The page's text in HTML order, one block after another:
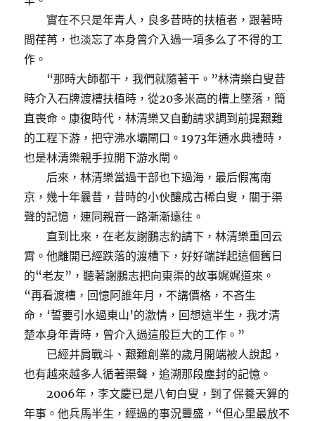
實在不只是年青人，良多昔時的扶植者，跟著時
間荏苒，也淡忘了本身曾介入過一項多么了不得的工
作。
“那時大師都干，我們就隨著干。”林清樂白叟昔
時介入石牌渡槽扶植時，從20多米高的槽上墜落，簡
直喪命。康復時代，林清樂又自動請求調到前提艱難
的工程下游，把守沸水壩閘口。1973年通水典禮時，
也是林清樂親手拉開下游水閘。
后來，林清樂當過干部也下過海，最后假寓南
京，幾十年曩昔，昔時的小伙釀成古稀白叟，關于渠
聲的記憶，連同親音一路漸漸遠往。
直到比來，在老友謝鵬志約請下，林清樂重回云
霄。他離開已經跌落的渡槽下，好好端詳起這個舊日
的“老友”，聽著謝鵬志把向東渠的故事娓娓道來。
“再看渡槽，回憶阿誰年月，不講價格，不吝生
命，‘誓要引水過東山’的激情，回想這半生，我才清
楚本身年青時，曾介入過這般巨大的工作。”
已經并肩戰斗、艱難創業的歲月開端被人說起，
也有越來越多人循著渠聲，追溯那段塵封的記憶。
2006年，李文慶已是八旬白叟，到了保養天算的
年事。他兵馬半生，經過的事況豐盛，“但心里最放不